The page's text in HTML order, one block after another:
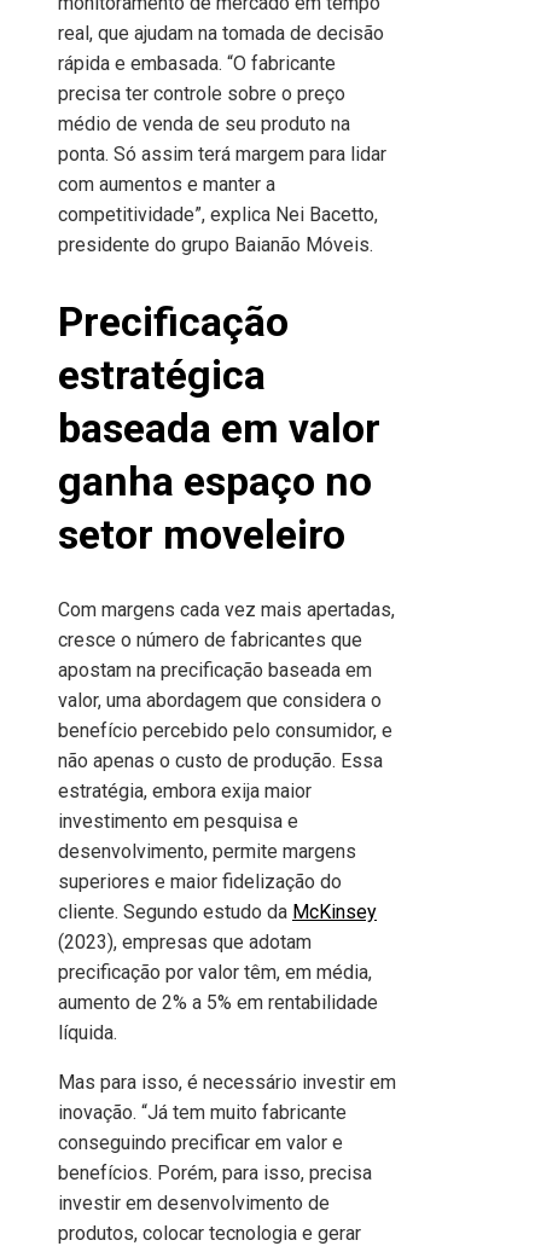
real, que ajudam na tomada de decisão
rápida e embasada. “O fabricante
precisa ter controle sobre o preço
médio de venda de seu produto na
ponta. Só assim terá margem para lidar
com aumentos e manter a
competitividade”, explica Nei Bacetto,
presidente do grupo Baianão Móveis.
Precificação
estratégica
baseada em valor
ganha espaço no
setor moveleiro
Com margens cada vez mais apertadas,
cresce o número de fabricantes que
apostam na precificação baseada em
valor, uma abordagem que considera o
benefício percebido pelo consumidor, e
não apenas o custo de produção. Essa
estratégia, embora exija maior
investimento em pesquisa e
desenvolvimento, permite margens
superiores e maior fidelização do
cliente. Segundo estudo da McKinsey
(2023), empresas que adotam
precificação por valor têm, em média,
aumento de 2% a 5% em rentabilidade
líquida.
Mas para isso, é necessário investir em
inovação. “Já tem muito fabricante
conseguindo precificar em valor e
benefícios. Porém, para isso, precisa
investir em desenvolvimento de
produtos, colocar tecnologia e gerar